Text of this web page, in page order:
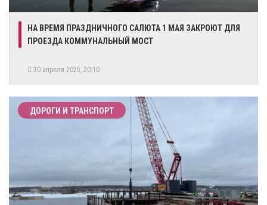
​НА ВРЕМЯ ПРАЗДНИЧНОГО САЛЮТА 1 МАЯ ЗАКРОЮТ ДЛЯ
ПРОЕЗДА КОММУНАЛЬНЫЙ МОСТ
30 апреля 2025, 20:10
ДОРОГИ И ТРАНСПОРТ